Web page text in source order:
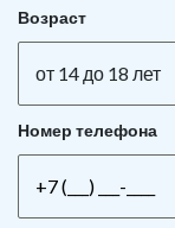
Возраст
от 14 до 18 лет
Номер телефона